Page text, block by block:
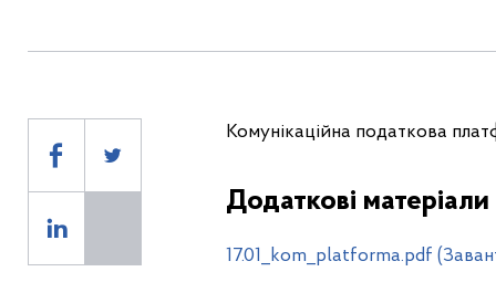
Комунікаційна податкова
Додаткові матеріали
17.01_kom_platforma.pdf